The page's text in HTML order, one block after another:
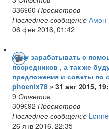
336960 Просмотров
Последнее сообщение Амон
06 фев 2016, 01:42
Хочу зарабатывать с
посредников , а так же
предложения и советы по
phoenix78 » 31 авг 2015,
9 Ответов
309692 Просмотров
Последнее сообщение
26 янв 2016, 22:35